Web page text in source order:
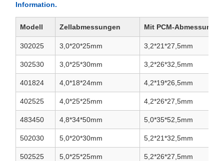
Information.
Modell Zellabmessungen Mit PCM-Abmessungen
302025 3,0*20*25mm 3,2*21*27,5mm
302530 3,0*25*30mm 3,2*26*32,5mm
401824 4,0*18*24mm 4,2*19*26,5mm
402525 4,0*25*25mm 4,2*26*27,5mm
483450 4,8*34*50mm 5,0*35*52,5mm
502030 5,0*20*30mm 5,2*21*32,5mm
502525 5,0*25*25mm 5,2*26*27,5mm